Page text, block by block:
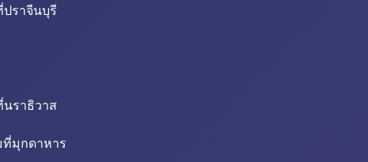
ราจีนบุรี
นราธิวาส
ที่มุกดาหาร